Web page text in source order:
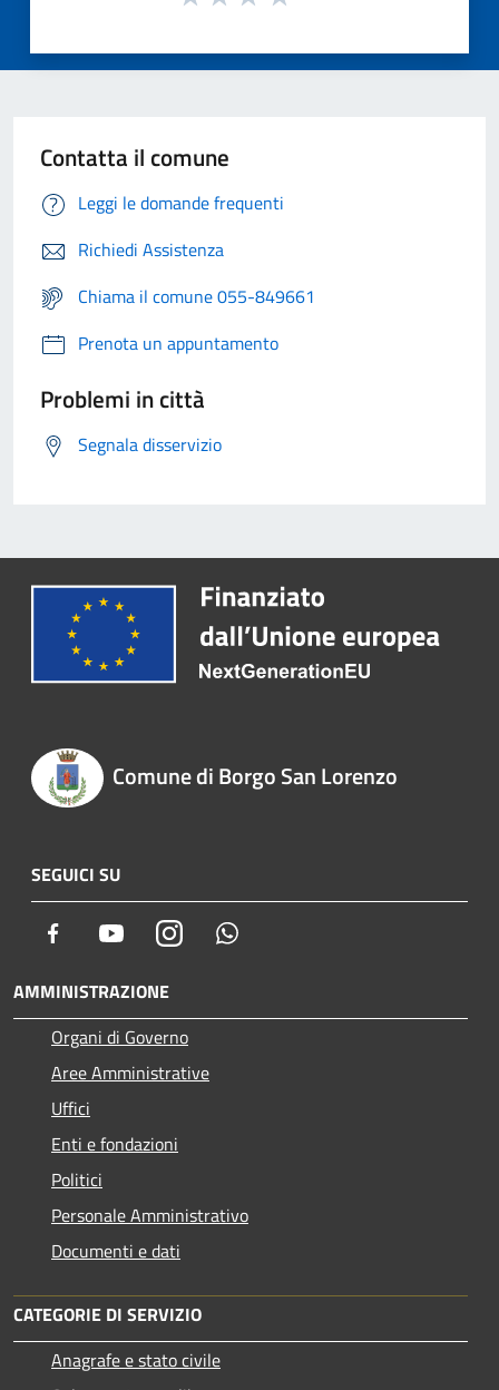
Contatta il comune
Leggi le domande frequenti
Richiedi Assistenza
Chiama il comune 055-849661
Prenota un appuntamento
Problemi in città
Segnala disservizio
Comune di Borgo San Lorenzo
SEGUICI SU
Facebook YoutubeInstagram
AMMINISTRAZIONE
Organi di Governo
Aree Amministrative
Uffici
Enti e fondazioni
Politici
Personale Amministrativo
Documenti e dati
CATEGORIE DI SERVIZIO
Anagrafe e stato civile